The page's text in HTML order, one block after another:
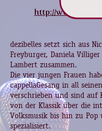
http://
dezibelles setzt sich aus
Freyburger, Daniela
Lambert zusammen.
Die vier jungen Frauen
cappellaGesang in all
verschrieben und sind auf
von der Klassik über die
Volksmusik bis hin zu Pop
spezialisiert.